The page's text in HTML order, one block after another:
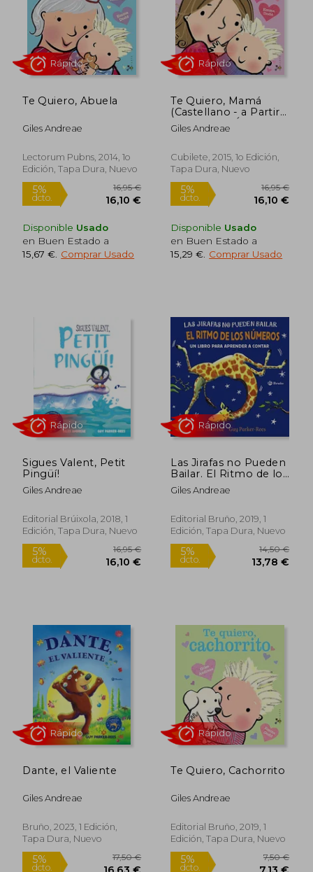
5%
dcto.
16,95 €
16,10 €
5%
dcto.
Te Quiero, Abuela
Giles Andreae
Lectorum Pubns, 2014, 1o
Edición, Tapa Dura, Nuevo
5%
dcto. 16,10 €
Rápido
Disponible Usado
en Buen Estado a
15,67 € Comprar Usado
Te Quiero, Mamá
(Castellano - a Partir
de 3 Años - Álbumes
- Cubilete)
Giles Andreae
Cubilete, 2015, 1o Edición,
Tapa Dura, Nuevo
5%
dcto.
Rápido
Disponible Usado
en Buen Estado a
15,29 € Comprar Usado
Sigues Valent, Petit
Pingüí!
Giles Andreae
Editorial Brúixola, 2018, 1
Edición, Tapa Dura, Nuevo
5%
dcto.
Rápido
Las Jirafas no Pueden
Bailar. El Ritmo de los
Numeros
Giles Andreae
Editorial Bruño, 2019, 1
Edición, Tapa Dura, Nuevo
5%
dcto.
Rápido
Dante, el Valiente
Giles Andreae
Bruño, 2023, 1 Edición,
Tapa Dura, Nuevo
Te Quiero, Cachorrito
Giles Andreae
Editorial Bruño, 2019, 1
Edición, Tapa Dura, Nuevo